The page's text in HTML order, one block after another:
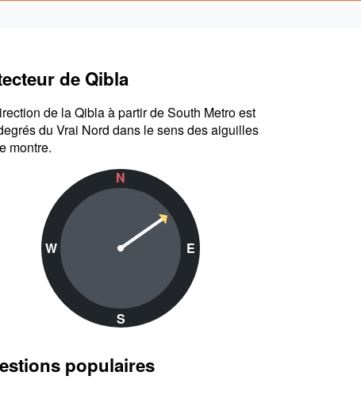
de Qibla
de la Qibla à partir de South Metro est
du Vrai Nord dans le sens des aiguilles
montre.
N
W
S
E
populaires